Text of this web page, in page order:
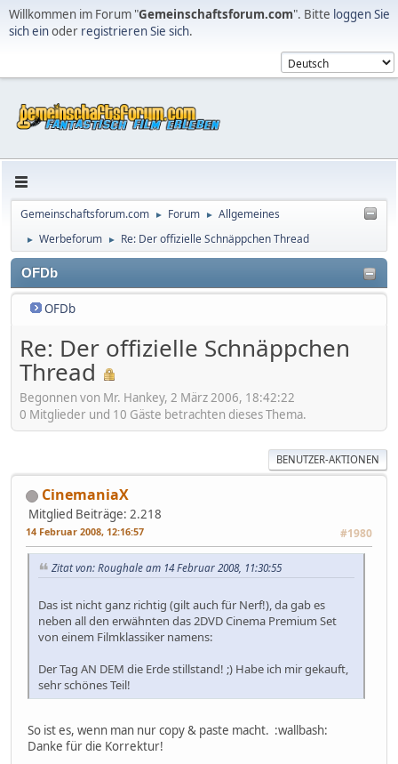
Willkommen im Forum "Gemeinschaftsforum.com". Bitte loggen Sie
sich einoder registrieren Sie sich.
Gemeinschaftsforum.com ► Forum ► Allgemeines
► Werbeforum ► Re: Der offizielle Schnäppchen Thread
OFDb
OFDb
Re: Der offizielle Schnäppchen
Thread
Begonnen von Mr. Hankey, 2 März 2006, 18:42:22
0 Mitglieder und 10 Gäste betrachten dieses Thema.
BENUTZER-AKTIONEN
CinemaniaX
Mitglied Beiträge: 2.218
14 Februar 2008, 12:16:57 #1980
Zitat von: Roughale am 14 Februar 2008, 11:30:55
Das ist nicht ganz richtig (gilt auch für Nerf!), da gab es
neben all den erwähnten das 2DVD Cinema Premium Set
von einem Filmklassiker namens:
Der Tag AN DEM die Erde stillstand! ;) Habe ich mir gekauft,
sehr schönes Teil!
So ist es, wenn man nur copy & paste macht. :wallbash:
Danke für die Korrektur!